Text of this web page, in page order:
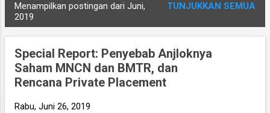
o
Menampilkan postingan dari Juni,
2019
TUNJUKKAN SEMUA
Special Report: Penyebab Anjloknya
Saham MNCN dan BMTR, dan
Rencana Private Placement
Rabu, Juni 26, 2019